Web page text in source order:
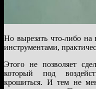
Но вырезать что-либо на
инструментами,
Этого не позволяет
который под
крошиться. И тем не